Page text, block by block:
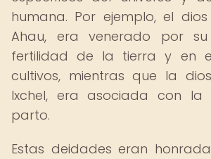
humana. Por ejemplo, el
Ahau, era venerado por
fertilidad de la tierra y en
cultivos, mientras que la
Ixchel, era asociada con
parto.
Estas deidades eran